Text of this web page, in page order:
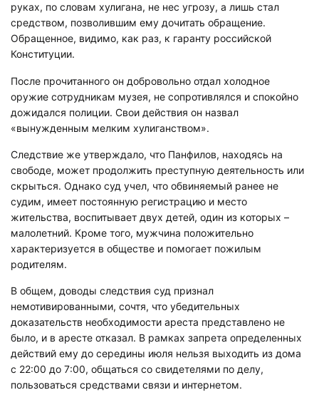
руках, по словам хулигана, не нес угрозу, а лишь стал
средством, позволившим ему дочитать обращение.
Обращенное, видимо, как раз, к гаранту российской
Конституции.
После прочитанного он добровольно отдал холодное
оружие сотрудникам музея, не сопротивлялся и спокойно
дожидался полиции. Свои действия он назвал
«вынужденным мелким хулиганством».
Следствие же утверждало, что Панфилов, находясь на
свободе, может продолжить преступную деятельность или
скрыться. Однако суд учел, что обвиняемый ранее не
судим, имеет постоянную регистрацию и место
жительства, воспитывает двух детей, один из которых –
малолетний. Кроме того, мужчина положительно
характеризуется в обществе и помогает пожилым
родителям.
В общем, доводы следствия суд признал
немотивированными, сочтя, что убедительных
доказательств необходимости ареста представлено не
было, и в аресте отказал. В рамках запрета определенных
действий ему до середины июля нельзя выходить из дома
с 22:00 до 7:00, общаться со свидетелями по делу,
пользоваться средствами связи и интернетом.